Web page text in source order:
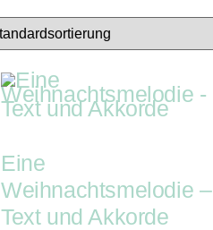
Eine
Weihnachtsmelodie –
Text und Akkorde